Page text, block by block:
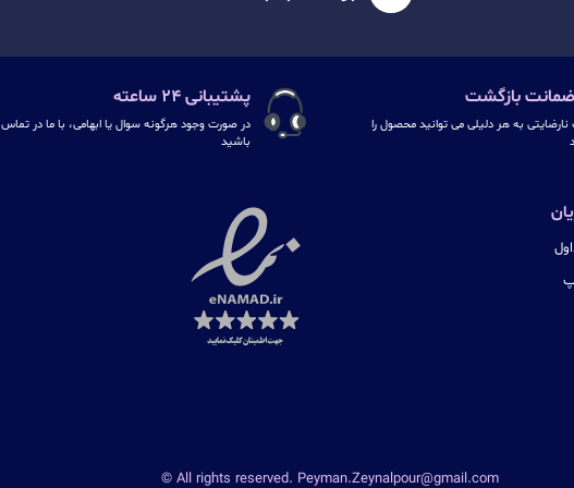
به هر دلیلی می توانید محصول را
پشتیبانی ۲۴ ساعته
در صورت وجود هرگونه سوال یا ابهامی، با ما در تماس
باشید
© All rights reserved. Peyman.Zeynalpour@gmail.com